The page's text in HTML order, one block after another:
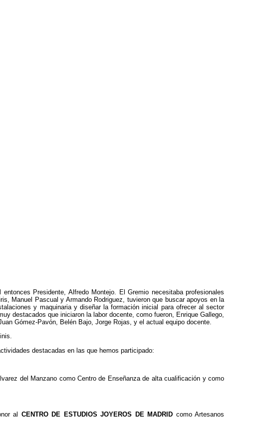
Presidente, Alfredo Montejo. El Gremio necesitaba profesionales
Manuel Pascual y Armando Rodriguez, tuvieron que buscar apoyos en la
y maquinaria y diseñar la formación inicial para ofrecer al sector
destacados que iniciaron la labor docente, como fueron, Enrique Gallego,
Gómez-Pavón, Belén Bajo, Jorge Rojas, y el actual equipo docente.
destacadas en las que hemos participado:
del Manzano como Centro de Enseñanza de alta cualificación y como
al CENTRO DE ESTUDIOS JOYEROS DE MADRID como Artesanos